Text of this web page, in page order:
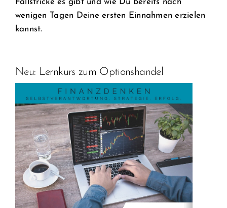
wenigen Tagen Deine ersten Einnahmen erzielen
kannst.
Neu: Lernkurs zum Optionshandel